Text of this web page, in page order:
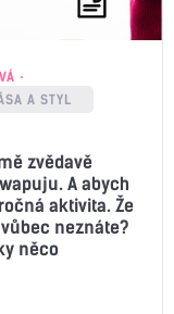
A STYL
zvědavě
A abych
aktivita. Že
neznáte?
něco